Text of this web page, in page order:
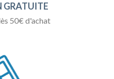
GRATUITE
50€ d'achat